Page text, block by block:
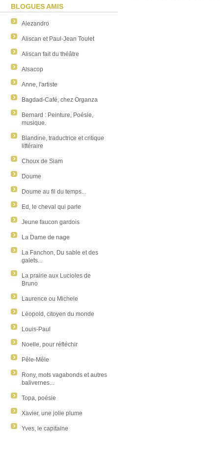
BLOGUES AMIS
Alezandro
Aliscan et Paul-Jean Toulet
Aliscan fait du théâtre
Alsacop
Anne, l'artiste
Bagdad-Café, chez Organza
Bernard : Peinture, Poésie,
musique.
Blandine, traductrice et critique
littéraire
Choux de Siam
Doume
Doume au fil du temps...
Ed, le cheval qui parle
Jeune faucon gardois
La Dame de nage
La Fanchon, Du sable et des
galets...
La prairie aux Lucioles de
Bruno
Laurence ou Michele
Léopold, citoyen du monde
Louis-Paul
Noelle, pour réfléchir
Pêle-Mêle
Rony, mots vagabonds et autres
balivernes...
Topa, poésie
Xavier, une jolie plume
Yves, le capitaine